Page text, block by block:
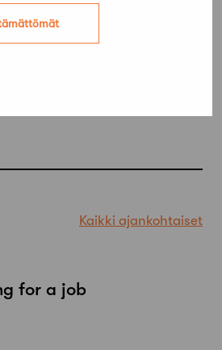
Kaikki ajankohtaiset
for a job